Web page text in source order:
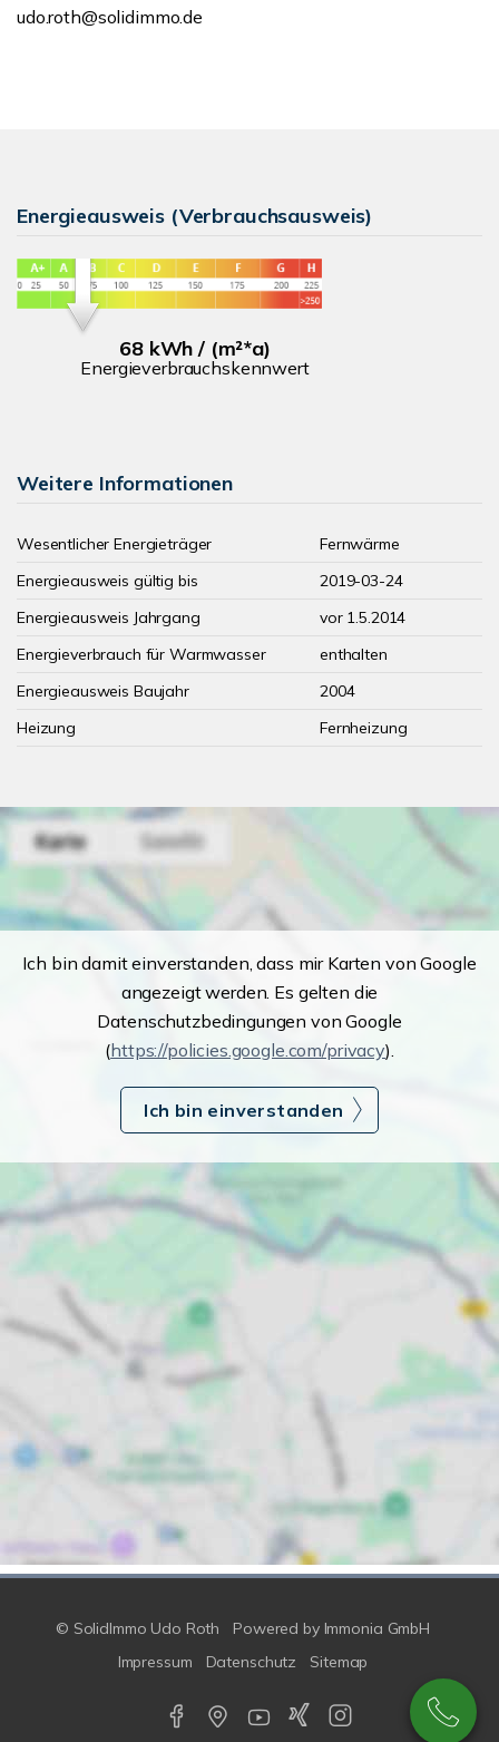
udo.roth@solidimmo.de
Energieausweis (Verbrauchsausweis)
68 kWh / (m²*a)
Energieverbrauchskennwert
Weitere Informationen
Wesentlicher Energieträger
Fernwärme
Energieausweis gültig bis
2019-03-24
Energieausweis Jahrgang
vor 1.5.2014
Energieverbrauch für Warmwasser
enthalten
Energieausweis Baujahr
2004
Heizung
Fernheizung
Ich bin damit einverstanden, dass mir Karten von Google
angezeigt werden. Es gelten die
Datenschutzbedingungen von Google
(https://policies.google.com/privacy).
Ich bin einverstanden
© SolidImmo Udo Roth Powered by Immonia GmbH
Impressum
Datenschutz Sitemap